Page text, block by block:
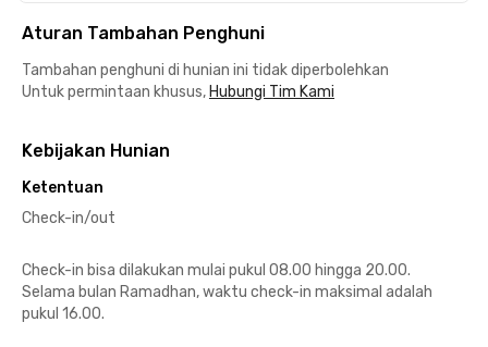
Aturan Tambahan Penghuni
Tambahan penghuni di hunian ini tidak diperbolehkan
Untuk permintaan khusus, Hubungi Tim Kami
Kebijakan Hunian
Ketentuan
Check-in/out
Check-in bisa dilakukan mulai pukul 08.00 hingga 20.00.
Selama bulan Ramadhan, waktu check-in maksimal adalah
pukul 16.00.